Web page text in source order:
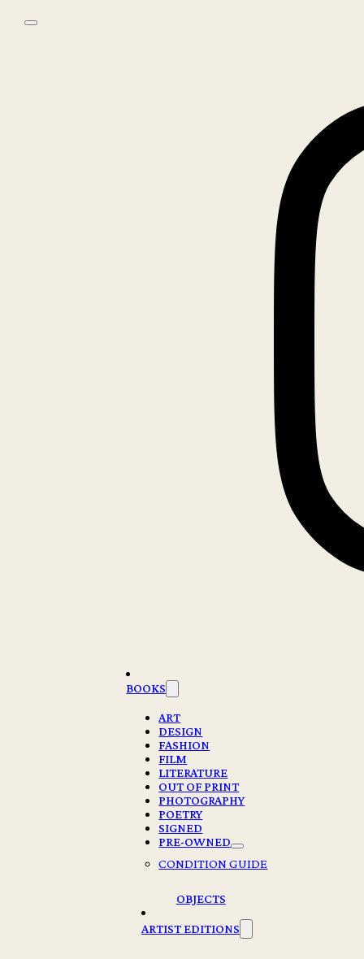
BOOKS
ART
DESIGN
FASHION
FILM
LITERATURE
OUT OF PRINT
PHOTOGRAPHY
POETRY
SIGNED
PRE-OWNED
CONDITION GUIDE
OBJECTS
ARTIST EDITIONS